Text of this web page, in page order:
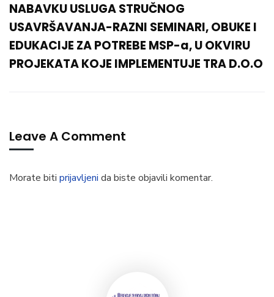
NABAVKU USLUGA STRUČNOG
USAVRŠAVANJA-RAZNI SEMINARI, OBUKE I
EDUKACIJE ZA POTREBE MSP-a, U OKVIRU
PROJEKATA KOJE IMPLEMENTUJE TRA D.O.O
Leave A Comment
Morate biti prijavljeni da biste objavili komentar.